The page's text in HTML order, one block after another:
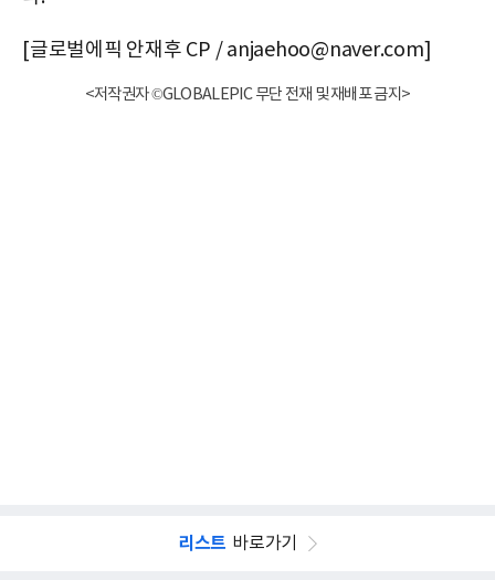
[글로벌에픽 안재후 CP / anjaehoo@naver.com]
<저작권자 ©GLOBALEPIC 무단 전재 및 재배포 금지>
리스트 바로가기